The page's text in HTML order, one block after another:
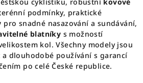
podmínky, praktické
pro snadné nasazování a sundávání,
blatníky s možností
kol. Všechny modely jsou
dlouhodobé používání s garancí
po celé České republice.